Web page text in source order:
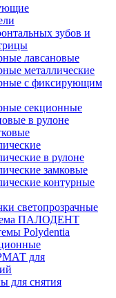
зубов и
лавсановые
металлические
с фиксирующим
секционные
в рулоне
в рулоне
замковые
контурные
светопрозрачные
ПАЛОДЕНТ
Polydentia
для
для снятия